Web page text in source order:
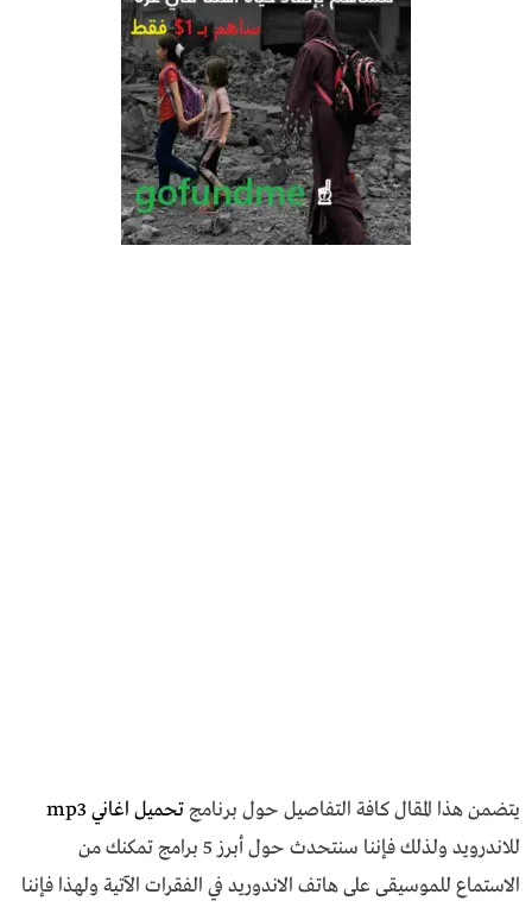
يتضمن هذا المقال كافة التفاصيل حول برنامجتحميل اغاني mp3
للاندرويد ولذلك فإننا سنتحدث حول أبرز 5 برامج تمكنك من
الاستماع للموسيقى على هاتف الاندوريد في الفقرات الآتية ولهذا فإننا